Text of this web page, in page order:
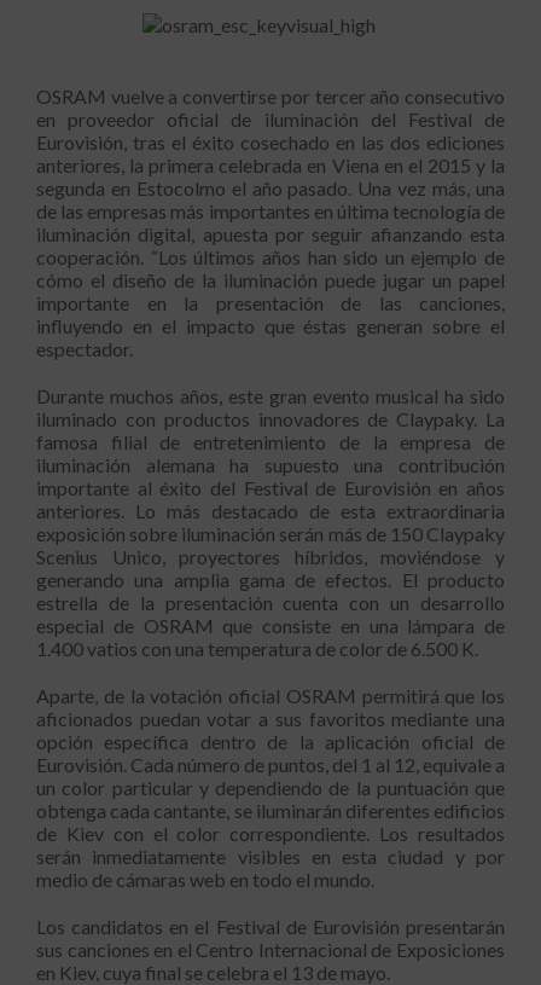
OSRAM vuelve a convertirse por tercer año consecutivo
en proveedor oficial de iluminación del Festival de
Eurovisión, tras el éxito cosechado en las dos ediciones
anteriores, la primera celebrada en Viena en el 2015 y la
segunda en Estocolmo el año pasado. Una vez más, una
de las empresas más importantes en última tecnología de
iluminación digital, apuesta por seguir afianzando esta
cooperación. “Los últimos años han sido un ejemplo de
cómo el diseño de la iluminación puede jugar un papel
importante en la presentación de las canciones,
influyendo en el impacto que éstas generan sobre el
espectador.
Durante muchos años, este gran evento musical ha sido
iluminado con productos innovadores de Claypaky. La
famosa filial de entretenimiento de la empresa de
iluminación alemana ha supuesto una contribución
importante al éxito del Festival de Eurovisión en años
anteriores. Lo más destacado de esta extraordinaria
exposición sobre iluminación serán más de 150 Claypaky
Scenius Unico, proyectores híbridos, moviéndose y
generando una amplia gama de efectos. El producto
estrella de la presentación cuenta con un desarrollo
especial de OSRAM que consiste en una lámpara de
1.400 vatios con una temperatura de color de 6.500 K.
Aparte, de la votación oficial OSRAM permitirá que los
aficionados puedan votar a sus favoritos mediante una
opción específica dentro de la aplicación oficial de
Eurovisión. Cada número de puntos, del 1 al 12, equivale a
un color particular y dependiendo de la puntuación que
obtenga cada cantante, se iluminarán diferentes edificios
de Kiev con el color correspondiente. Los resultados
serán inmediatamente visibles en esta ciudad y por
medio de cámaras web en todo el mundo.
Los candidatos en el Festival de Eurovisión presentarán
sus canciones en el Centro Internacional de Exposiciones
en Kiev, cuya final se celebra el 13 de mayo.